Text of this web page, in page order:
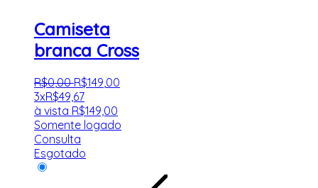
Camiseta
branca Cross
R$0,00 R$149 00
3xR$49,67
à vista R$149,00
Somente logado
Consulta
Esgotado